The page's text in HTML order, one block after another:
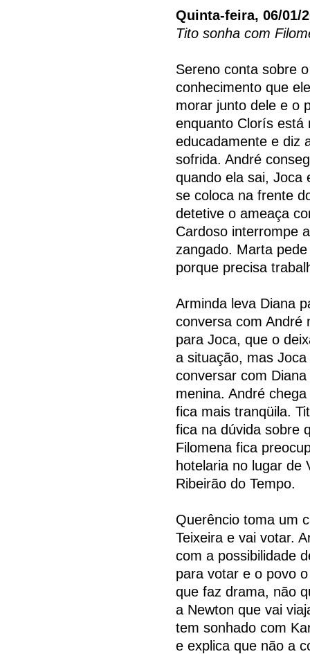
Quinta-feira, 06/01/
Tito sonha com
Sereno conta sobre
conhecimento que
morar junto dele e o
enquanto Clorís está
educadamente e diz
sofrida. André
quando ela sai, Joca
se coloca na frente
detetive o ameaça
Cardoso interrompe
zangado. Marta
porque precisa
Arminda leva Diana
conversa com André
para Joca, que o
a situação, mas
conversar com
menina. André
fica mais tranqüila.
fica na dúvida sobre
Filomena fica
hotelaria no lugar de
Ribeirão do Tempo.
Querêncio toma um
Teixeira e vai votar.
com a possibilidade
para votar e o povo
que faz drama, não
a Newton que vai
tem sonhado com
e explica que não a